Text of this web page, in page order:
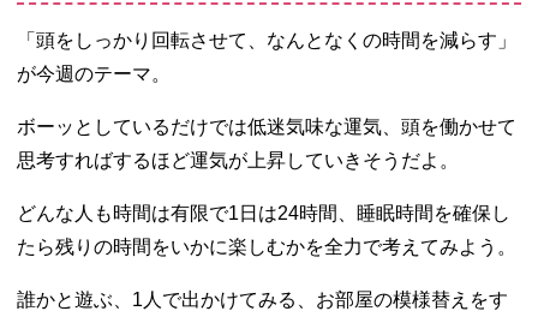
「頭をしっかり回転させて、なんとなくの時間を減らす」
が今週のテーマ。
ボーッとしているだけでは低迷気味な運気、頭を働かせて
思考すればするほど運気が上昇していきそうだよ。
どんな人も時間は有限で1日は24時間、睡眠時間を確保し
たら残りの時間をいかに楽しむかを全力で考えてみよう。
誰かと遊ぶ、1人で出かけてみる、お部屋の模様替えをす